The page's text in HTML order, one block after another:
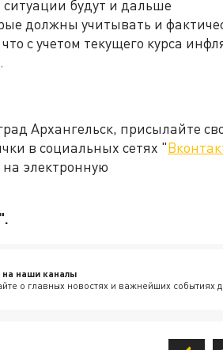
будут и дальше
должны учитывать и
с учетом текущего курса
Архангельск, присылайте
в социальных сетях "
электронную
".
на наши каналы
о главных новостях и важнейших событиях